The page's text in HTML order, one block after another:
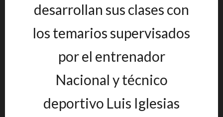
desarrollan sus clases con
los temarios supervisados
por el entrenador
Nacional y técnico
deportivo Luis Iglesias